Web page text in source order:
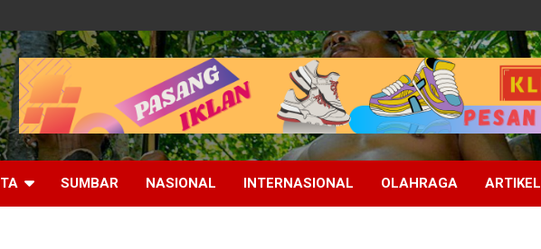
SUMBAR NASIONAL INTERNASIONAL OLAHRAGA ARTIKEL